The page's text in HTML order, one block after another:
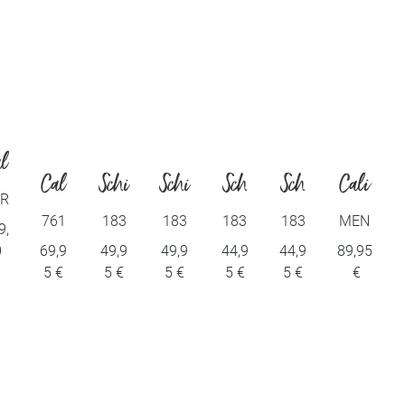
Cal
ida
761
338
139
950
69,9
5 €
Schi
esser
183
106-
Hos
e
49,9
5 €
Schi
esser
183
548-
Hos
e
49,9
5 €
Sch
iesse
r
183
547-
Ber
mud
44,9
5 €
Sch
iesse
r
183
539-
Ber
mud
44,9
5 €
Cali
da
MEN
Short
pyja
mas
89,95
€